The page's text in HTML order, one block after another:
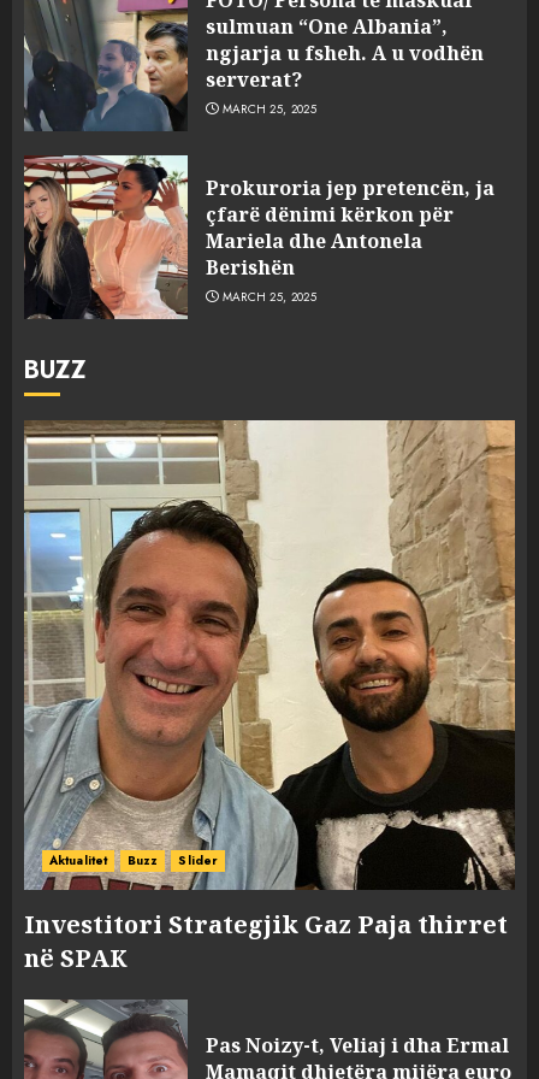
sulmuan “One Albania”,
ngjarja u fsheh. A u vodhën
serverat?
MARCH 25, 2025
Prokuroria jep pretencën, ja
çfarë dënimi kërkon për
Mariela dhe Antonela
Berishën
MARCH 25, 2025
BUZZ
Aktualitet Buzz Slider
Investitori Strategjik Gaz Paja thirret
në SPAK
Pas Noizy-t, Veliaj i dha Ermal
Mamaqit dhjetëra mijëra euro